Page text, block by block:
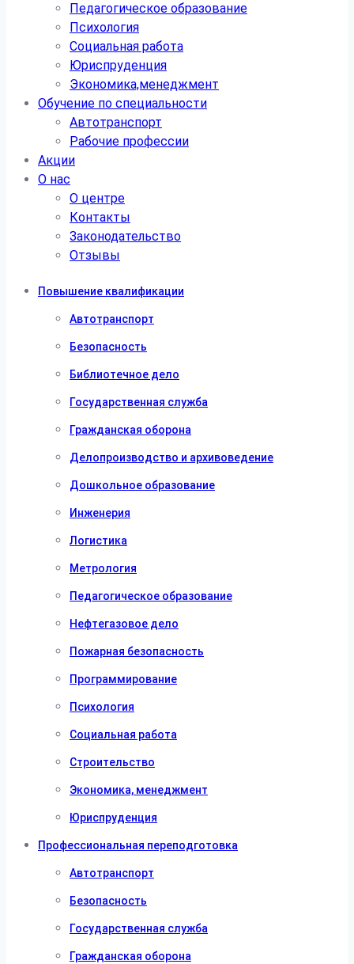
Педагогическое образование
Психология
Социальная работа
Юриспруденция
Экономика,менеджмент
Обучение по специальности
Автотранспорт
Рабочие профессии
Акции
О нас
О центре
Контакты
Законодательство
Отзывы
Повышение квалификации
Автотранспорт
Безопасность
Библиотечное дело
Государственная служба
Гражданская оборона
Делопроизводство и архивоведение
Дошкольное образование
Инженерия
Логистика
Метрология
Педагогическое образование
Нефтегазовое дело
Пожарная безопасность
Программирование
Психология
Социальная работа
Строительство
Экономика, менеджмент
Юриспруденция
Профессиональная переподготовка
Автотранспорт
Безопасность
Государственная служба
Гражданская оборона